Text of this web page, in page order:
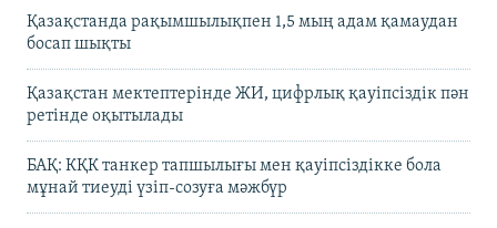
Қазақстанда рақымшылықпен 1,5 мың адам қамаудан
босап шықты
Қазақстан мектептерінде ЖИ, цифрлық қауіпсіздік пән
ретінде оқытылады
БАҚ: КҚК танкер тапшылығы мен қауіпсіздікке бола
мұнай тиеуді үзіп-созуға мәжбүр